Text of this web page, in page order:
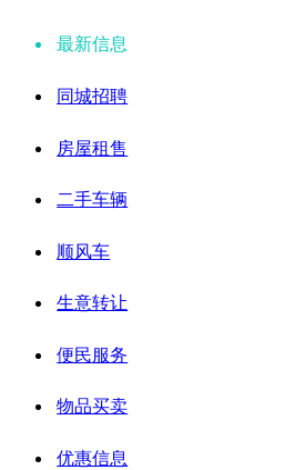
最新信息
同城招聘
房屋租售
二手车辆
顺风车
生意转让
便民服务
物品买卖
优惠信息